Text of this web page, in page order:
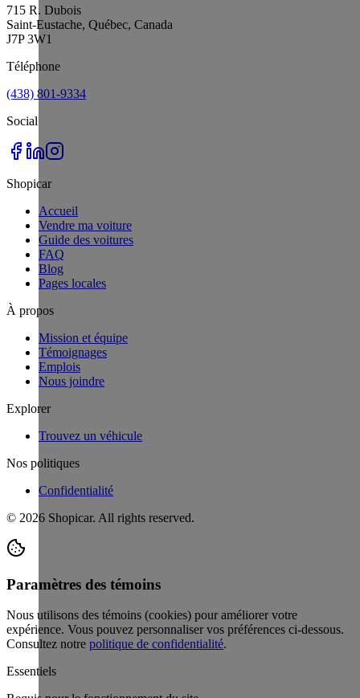
715 R. Dubois
Saint-Eustache, Québec, Canada
J7P 3W1
Téléphone
(438) 801-9334
Social
Shopicar
Accueil
Vendre ma voiture
Guide des voitures
FAQ
Blog
Pages locales
À propos
Mission et équipe
Témoignages
Emplois
Nous joindre
Explorer
Trouvez un véhicule
Nos politiques
Confidentialité
© 2026 Shopicar. All rights reserved.
Paramètres des témoins
Nous utilisons des témoins (cookies) pour améliorer votre
expérience. Vous pouvez personnaliser vos préférences ci-dessous.
Consultez notre politique de confidentialité.
Essentiels